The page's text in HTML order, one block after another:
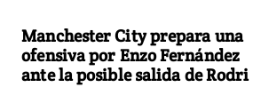
Manchester City prepara una
ofensiva por Enzo Fernández
ante la posible salida de Rodri